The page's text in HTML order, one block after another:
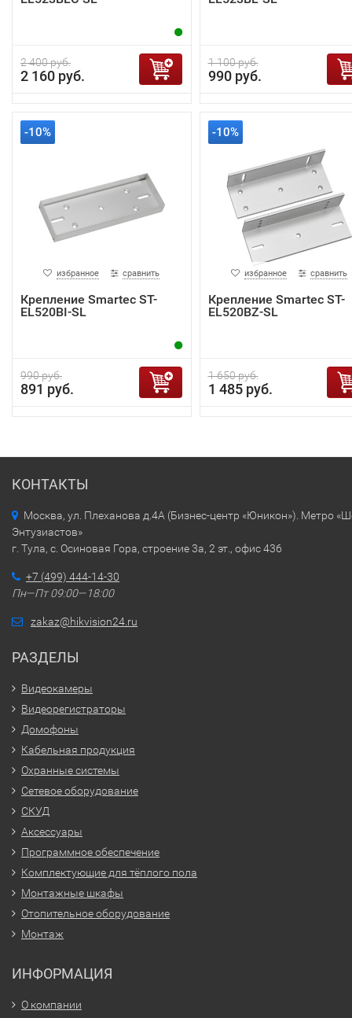
2 400 руб.
2 160 руб.
1 100 руб.
990 руб.
-10%
избранное сравнить
Крепление Smartec ST-
EL520BI-SL
990 руб.
891 руб.
-10%
избранное сравнить
Крепление Smartec ST-
EL520BZ-SL
1 650 руб.
1 485 руб.
КОНТАКТЫ
Москва, ул. Плеханова д.4А (Бизнес-центр «Юникон»). Метро
Энтузиастов»
г. Тула, с. Осиновая Гора, строение 3а, 2 эт., офис 436
+7 (499) 444-14-30
Пн—Пт 09:00—18:00
zakaz@hikvision24.ru
РАЗДЕЛЫ
Видеокамеры
Видеорегистраторы
Домофоны
Кабельная продукция
Охранные системы
Сетевое оборудование
СКУД
Аксессуары
Программное обеспечение
Комплектующие для тёплого пола
Монтажные шкафы
Отопительное оборудование
Монтаж
ИНФОРМАЦИЯ
О компании